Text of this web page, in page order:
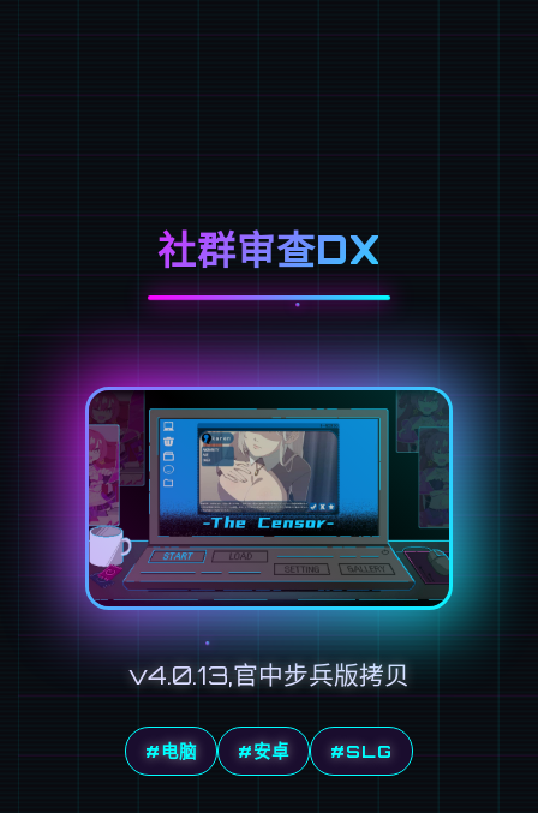
社群审查DX
v4.0.13,官中步兵版拷贝
#电脑 #安卓 #SLG